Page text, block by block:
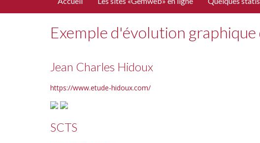
Exemple d'évolution graphique
Jean Charles Hidoux
https://www.etude-hidoux.com/
SCTS